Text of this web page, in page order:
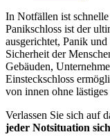
In Notfällen ist
Panikschloss ist der
ausgerichtet, Panik
Sicherheit der
Gebäuden,
Einsteckschloss
von innen ohne
Verlassen Sie sich auf
jeder Notsituation